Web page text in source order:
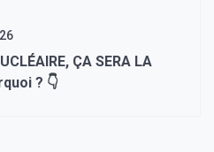
ÇA SERA LA
? 👇